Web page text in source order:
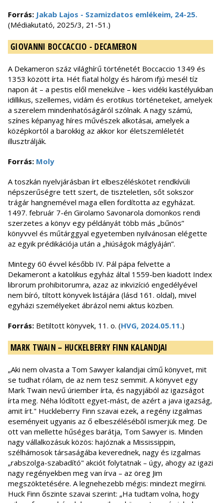
Forrás: Jakab Lajos - Szamizdatos emlékeim, 24-25.
(Médiakutató, 2025/3, 21-51.)
GIOVANNI BOCCACCIO - DECAMERON
A Dekameron száz világhírű történetét Boccaccio 1349 és
1353 között írta. Hét fiatal hölgy és három ifjú mesél tíz
napon át – a pestis elől menekülve – kies vidéki kastélyukban
idillikus, szellemes, vidám és erotikus történeteket, amelyek
a szerelem mindenhatóságáról szólnak. A nagy számú,
színes képanyag híres művészek alkotásai, amelyek a
középkortól a barokkig az akkor kor életszemléletét
illusztrálják.
Forrás: Moly
A toszkán nyelvjárásban írt elbeszéléskötet rendkívüli
népszerűségre tett szert, de tiszteletlen, sőt sokszor
trágár hangnemével maga ellen fordította az egyházat.
1497. február 7-én Girolamo Savonarola domonkos rendi
szerzetes a könyv egy példányát több más „bűnös”
könyvvel és műtárggyal egyetemben nyilvánosan elégette
az egyik prédikációja után a „hiúságok máglyáján”.
Mintegy 60 évvel később IV. Pál pápa felvette a
Dekameront a katolikus egyház által 1559-ben kiadott Index
librorum prohibitorumra, azaz az inkvizíció engedélyével
nem bíró, tiltott könyvek listájára (lásd 161. oldal), mivel
egyházi személyeket ábrázol nemi aktus közben.
Forrás: Betiltott könyvek, 11. o. (HVG, 2024.05.11.)
MARK TWAIN – HUCKELBERRY FINN KALANDJAI
„Aki nem olvasta a Tom Sawyer kalandjai című könyvet, mit
se tudhat rólam, de az nem tesz semmit. A könyvet egy
Mark Twain nevű úriember írta, és nagyjából az igazságot
írta meg. Néha lódított egyet-mást, de azért a java igazság,
amit írt." Huckleberry Finn szavai ezek, a regény izgalmas
eseményeit ugyanis az ő elbeszélésébõl ismerjük meg. De
ott van mellette hűséges barátja, Tom Sawyer is. Minden
nagy vállalkozásuk közös: hajóznak a Mississippin,
szélhámosok társaságába keverednek, nagy és izgalmas
„rabszolga-szabadító" akciót folytatnak – úgy, ahogy az igazi
nagy regényekben meg van írva – az öreg Jim
megszöktetésére. A legnehezebb mégis: mindezt megírni.
Huck Finn őszinte szavai szerint: „Ha tudtam volna, hogy